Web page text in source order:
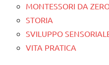
MONTESSORI DA
STORIA
SVILUPPO
VITA PRATICA